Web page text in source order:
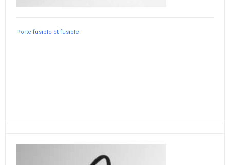
Porte fusible et fusible